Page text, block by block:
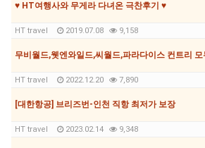
♥ HT여행사와 무게라 다녀온 극찬후기 ♥
HT travel 2019.07.08 9,158
HT travel 2022.12.20 7,890
[대한항공] 브리즈번-인천 직항 최저가 보장
HT travel 2023.02.14 9,348